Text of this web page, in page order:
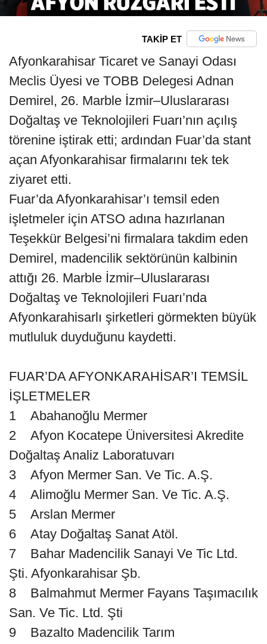
TAKİP ET
Afyonkarahisar Ticaret ve Sanayi Odası
Meclis Üyesi ve TOBB Delegesi Adnan
Demirel, 26. Marble İzmir–Uluslararası
Doğaltaş ve Teknolojileri Fuarı’nın açılış
törenine iştirak etti; ardından Fuar’da stant
açan Afyonkarahisar firmalarını tek tek
ziyaret etti.
Fuar’da Afyonkarahisar’ı temsil eden
işletmeler için ATSO adına hazırlanan
Teşekkür Belgesi’ni firmalara takdim eden
Demirel, madencilik sektörünün kalbinin
attığı 26. Marble İzmir–Uluslararası
Doğaltaş ve Teknolojileri Fuarı’nda
Afyonkarahisarlı şirketleri görmekten büyük
mutluluk duyduğunu kaydetti.
FUAR’DA AFYONKARAHİSAR’I TEMSİL
İŞLETMELER
1 Abahanoğlu Mermer
2 Afyon Kocatepe Üniversitesi Akredite
Doğaltaş Analiz Laboratuvarı
3 Afyon Mermer San. Ve Tic. A.Ş.
4 Alimoğlu Mermer San. Ve Tic. A.Ş.
5 Arslan Mermer
6 Atay Doğaltaş Sanat Atöl.
7 Bahar Madencilik Sanayi Ve Tic Ltd.
Şti. Afyonkarahisar Şb.
8 Balmahmut Mermer Fayans Taşımacılık
San. Ve Tic. Ltd. Şti
9 Bazalto Madencilik Tarım